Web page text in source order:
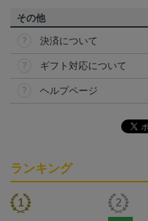
その他
決済について
ギフト対応について
ヘルプページ
ランキング